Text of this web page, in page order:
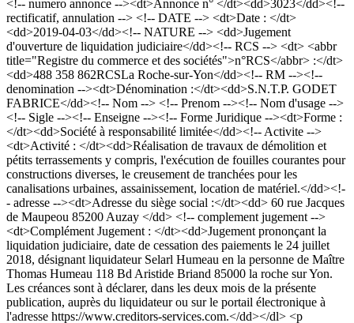
<!-- numero annonce --><dt>Annonce n° </dt><dd>3023</dd><!--
rectificatif, annulation --> <!-- DATE --> <dt>Date : </dt>
<dd>2019-04-03</dd><!-- NATURE --> <dd>Jugement
d'ouverture de liquidation judiciaire</dd><!-- RCS --> <dt> <abbr
title="Registre du commerce et des sociétés">n°RCS</abbr> :</dt>
<dd>488 358 862RCSLa Roche-sur-Yon</dd><!-- RM --><!--
denomination --><dt>Dénomination :</dt><dd>S.N.T.P. GODET
FABRICE</dd><!-- Nom --> <!-- Prenom --><!-- Nom d'usage -->
<!-- Sigle --><!-- Enseigne --><!-- Forme Juridique --><dt>Forme :
</dt><dd>Société à responsabilité limitée</dd><!-- Activite -->
<dt>Activité : </dt><dd>Réalisation de travaux de démolition et
pétits terrassements y compris, l'exécution de fouilles courantes pour
constructions diverses, le creusement de tranchées pour les
canalisations urbaines, assainissement, location de matériel.</dd><!-
- adresse --><dt>Adresse du siège social :</dt><dd> 60 rue Jacques
de Maupeou 85200 Auzay </dd> <!-- complement jugement -->
<dt>Complément Jugement : </dt><dd>Jugement prononçant la
liquidation judiciaire, date de cessation des paiements le 24 juillet
2018, désignant liquidateur Selarl Humeau en la personne de Maître
Thomas Humeau 118 Bd Aristide Briand 85000 la roche sur Yon.
Les créances sont à déclarer, dans les deux mois de la présente
publication, auprès du liquidateur ou sur le portail électronique à
l'adresse https://www.creditors-services.com.</dd></dl> <p